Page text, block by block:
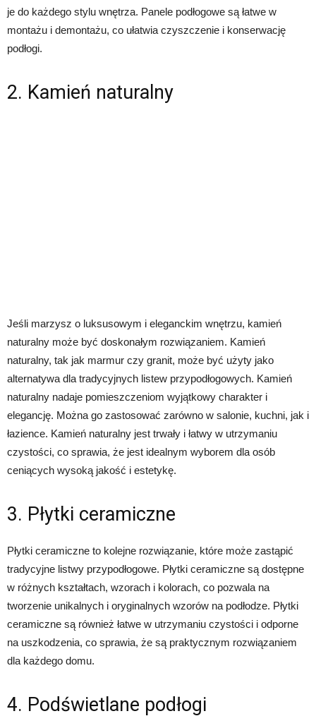
je do każdego stylu wnętrza. Panele podłogowe są łatwe w
montażu i demontażu, co ułatwia czyszczenie i konserwację
podłogi.
2. Kamień naturalny
Jeśli marzysz o luksusowym i eleganckim wnętrzu, kamień
naturalny może być doskonałym rozwiązaniem. Kamień
naturalny, tak jak marmur czy granit, może być użyty jako
alternatywa dla tradycyjnych listew przypodłogowych. Kamień
naturalny nadaje pomieszczeniom wyjątkowy charakter i
elegancję. Można go zastosować zarówno w salonie, kuchni, jak i
łazience. Kamień naturalny jest trwały i łatwy w utrzymaniu
czystości, co sprawia, że jest idealnym wyborem dla osób
ceniących wysoką jakość i estetykę.
3. Płytki ceramiczne
Płytki ceramiczne to kolejne rozwiązanie, które może zastąpić
tradycyjne listwy przypodłogowe. Płytki ceramiczne są dostępne
w różnych kształtach, wzorach i kolorach, co pozwala na
tworzenie unikalnych i oryginalnych wzorów na podłodze. Płytki
ceramiczne są również łatwe w utrzymaniu czystości i odporne
na uszkodzenia, co sprawia, że są praktycznym rozwiązaniem
dla każdego domu.
4. Podświetlane podłogi